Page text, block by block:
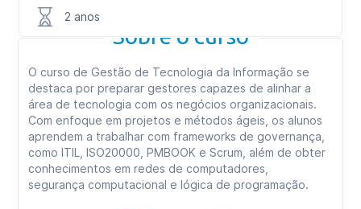
2 anos
Sobre o curso
O curso de Gestão de Tecnologia da Informação se
destaca por preparar gestores capazes de alinhar a
área de tecnologia com os negócios organizacionais.
Com enfoque em projetos e métodos ágeis, os alunos
aprendem a trabalhar com frameworks de governança,
como ITIL, ISO20000, PMBOOK e Scrum, além de obter
conhecimentos em redes de computadores,
segurança computacional e lógica de programação.